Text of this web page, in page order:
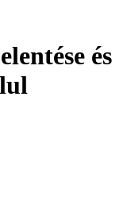
és